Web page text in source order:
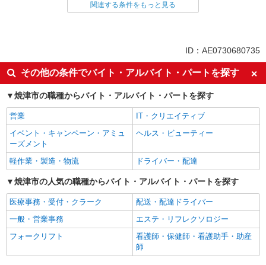
英語が活かせる
ボーナス・賞与あり
車通勤OK
交通費支給
社会保険あり
関連する条件をもっと見る
ID：AE0730680735
その他の条件でバイト・アルバイト・パートを探す
焼津市の職種からバイト・アルバイト・パートを探す
営業
IT・クリエイティブ
イベント・キャンペーン・アミュ
ーズメント
ヘルス・ビューティー
軽作業・製造・物流 ドライバー・配達
焼津市の人気の職種からバイト・アルバイト・パートを探す
医療事務・受付・クラーク
配送・配達ドライバー
一般・営業事務
エステ・リフレクソロジー
フォークリフト
看護師・保健師・看護助手・助産
師